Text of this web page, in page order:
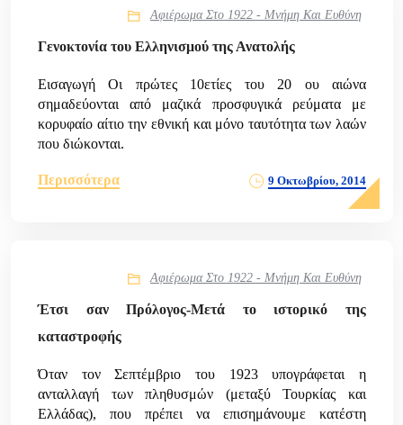
Αφιέρωμα Στο 1922 - Μνήμη Και Ευθύνη
Γενοκτονία του Ελληνισμού της Ανατολής
Εισαγωγή Οι πρώτες 10ετίες του 20 ου αιώνα
σημαδεύονται από μαζικά προσφυγικά ρεύματα με
κορυφαίο αίτιο την εθνική και μόνο ταυτότητα των λαών
που διώκονται.
Περισσότερα 9 Οκτωβρίου, 2014
Αφιέρωμα Στο 1922 - Μνήμη Και Ευθύνη
Έτσι σαν Πρόλογος-Μετά το ιστορικό της
καταστροφής
Όταν τον Σεπτέμβριο του 1923 υπογράφεται η
ανταλλαγή των πληθυσμών (μεταξύ Τουρκίας και
Ελλάδας), που πρέπει να επισημάνουμε κατέστη